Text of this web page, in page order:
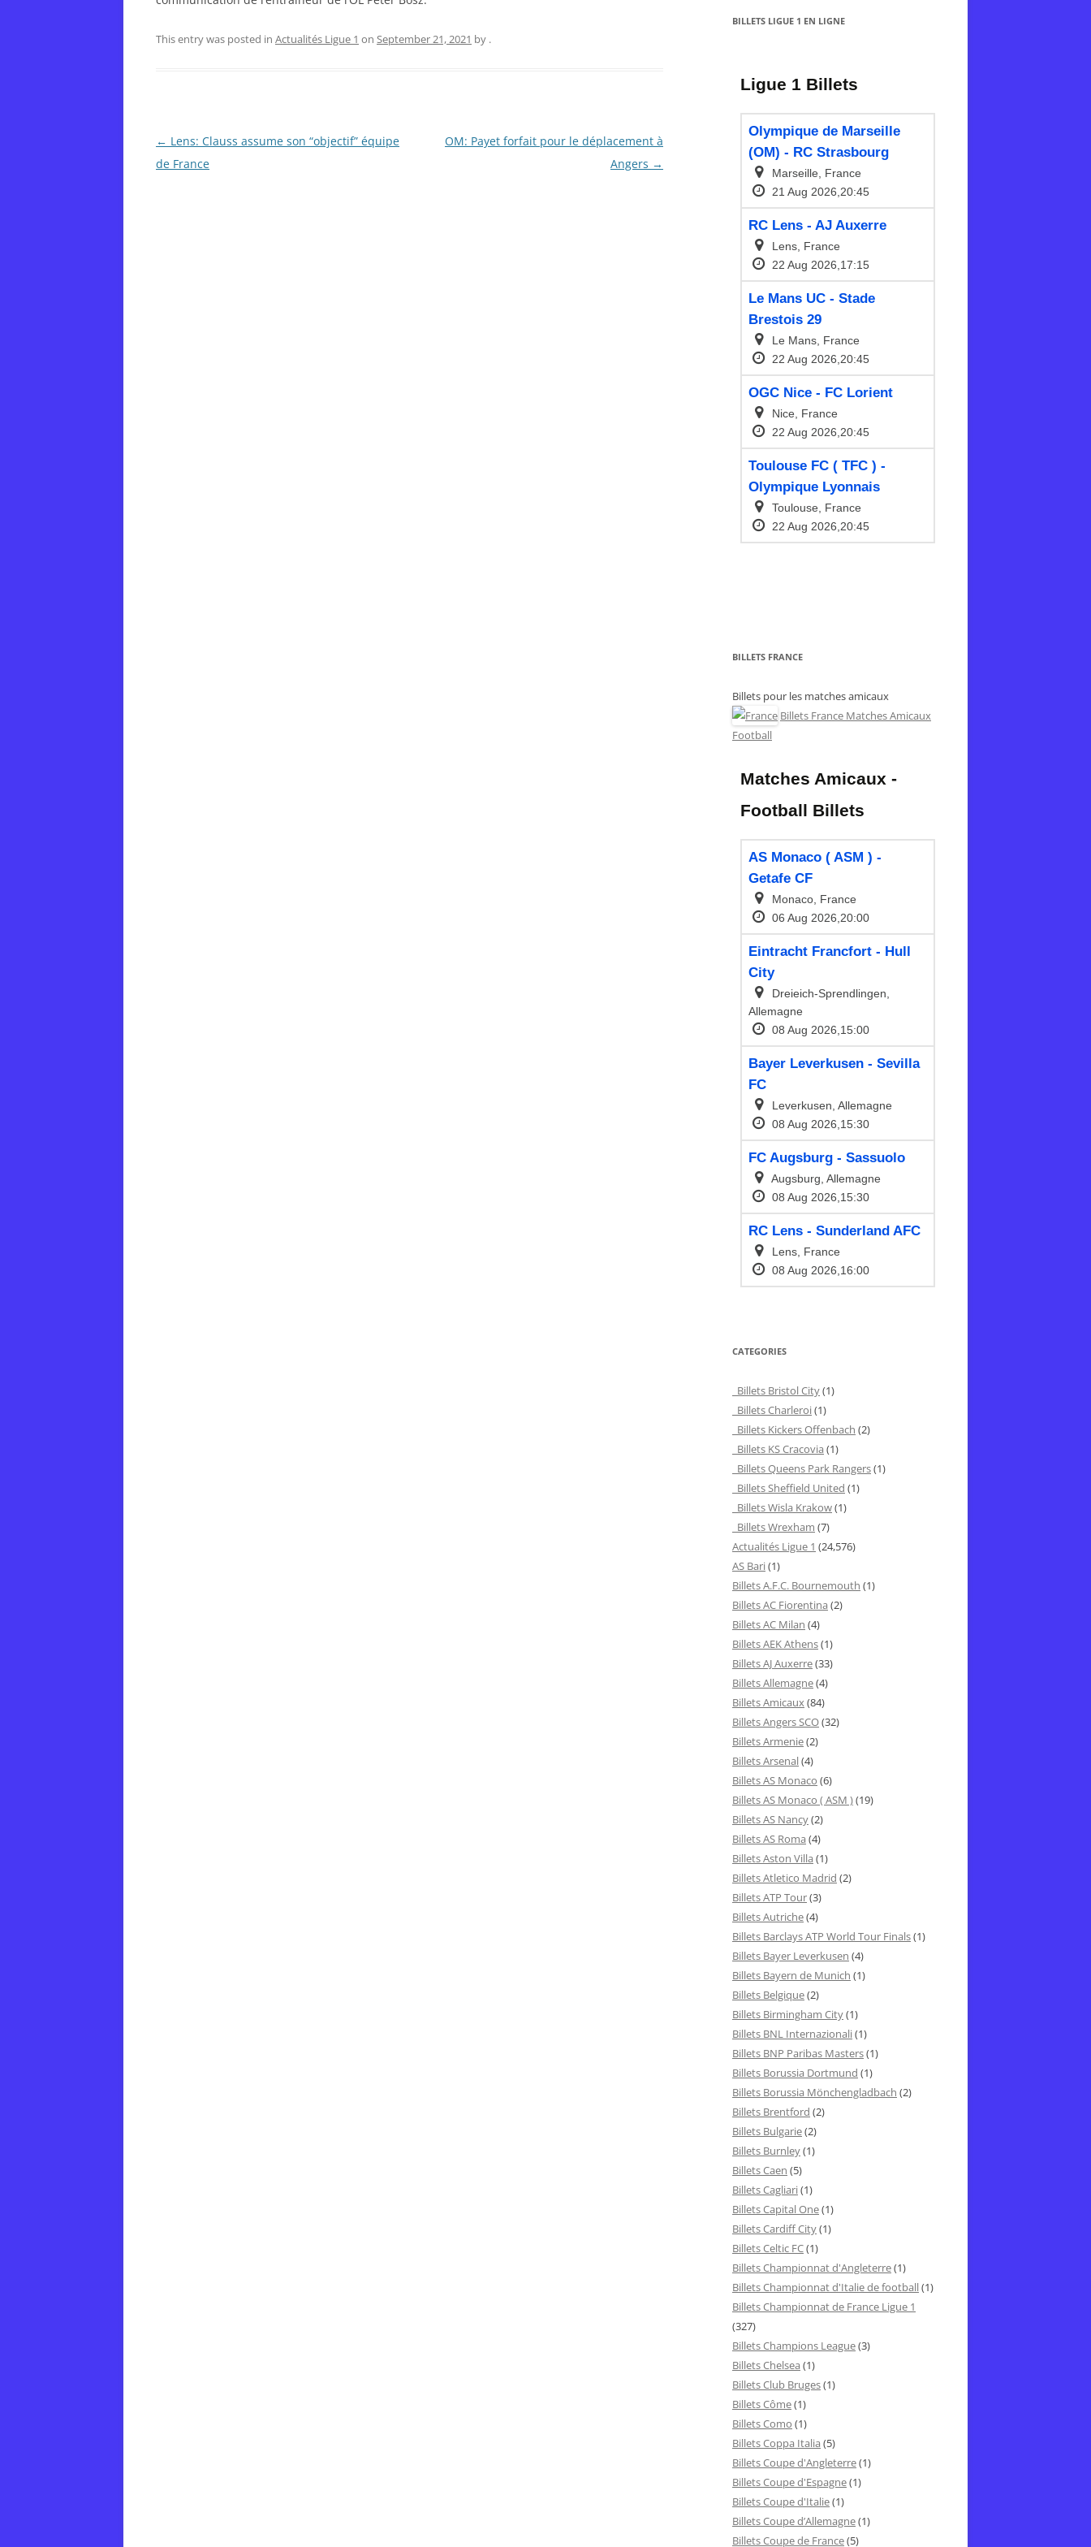
This entry was posted in Actualités Ligue 1 on September 21, 2021 by .
Post
navigation
← Lens: Clauss assume son “objectif” équipe
de France
OM: Payet forfait pour le déplacement à
Angers →
BILLETS LIGUE 1 EN LIGNE
BILLETS FRANCE
Billets pour les matches amicaux
Billets France Matches Amicaux
Football
CATEGORIES
Billets Bristol City(1)
Billets Charleroi(1)
Billets Kickers Offenbach (2)
Billets KS Cracovia (1)
Billets Queens Park Rangers(1)
Billets Sheffield United (1)
Billets Wisla Krakow(1)
Billets Wrexham (7)
Actualités Ligue 1 (24,576)
AS Bari(1)
Billets A.F.C. Bournemouth (1)
Billets AC Fiorentina (2)
Billets AC Milan (4)
Billets AEK Athens(1)
Billets AJ Auxerre(33)
Billets Allemagne(4)
Billets Amicaux(84)
Billets Angers SCO(32)
Billets Armenie(2)
Billets Arsenal(4)
Billets AS Monaco (6)
Billets AS Monaco ( ASM )(19)
Billets AS Nancy(2)
Billets AS Roma (4)
Billets Aston Villa (1)
Billets Atletico Madrid (2)
Billets ATP Tour(3)
Billets Autriche(4)
Billets Barclays ATP World Tour Finals(1)
Billets Bayer Leverkusen (4)
Billets Bayern de Munich (1)
Billets Belgique(2)
Billets Birmingham City(1)
Billets BNL Internazionali(1)
Billets BNP Paribas Masters(1)
Billets Borussia Dortmund (1)
Billets Borussia Mönchengladbach (2)
Billets Brentford (2)
Billets Bulgarie(2)
Billets Burnley(1)
Billets Caen (5)
Billets Cagliari(1)
Billets Capital One(1)
Billets Cardiff City(1)
Billets Celtic FC(1)
Billets Championnat d'Angleterre(1)
Billets Championnat d'Italie de football(1)
Billets Championnat de France Ligue 1
(327)
Billets Champions League(3)
Billets Chelsea (1)
Billets Club Bruges(1)
Billets Côme(1)
Billets Como (1)
Billets Coppa Italia (5)
Billets Coupe d'Angleterre(1)
Billets Coupe d'Espagne(1)
Billets Coupe d'Italie(1)
Billets Coupe d’Allemagne(1)
Billets Coupe de France(5)